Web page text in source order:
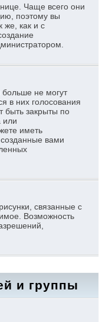
Чаще всего они
поэтому вы
же, как и с
больше не могут
в них голосования
быть закрыты по
или
иметь
вами
связанные с
Возможность
и группы